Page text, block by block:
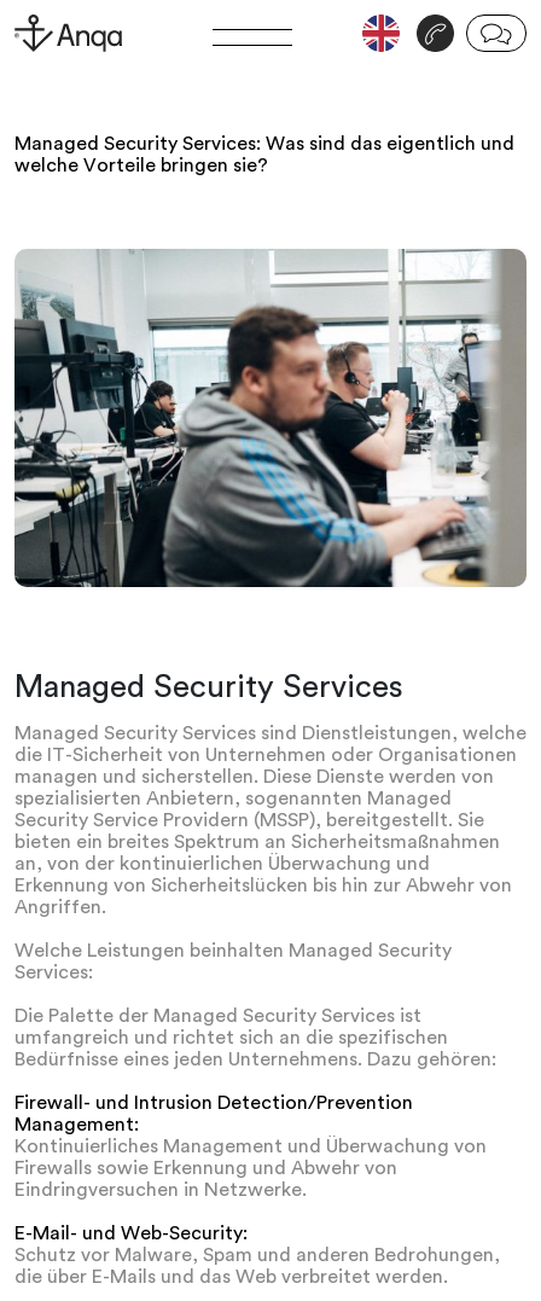
v j
Managed Security Services: Was sind das eigentlich und
welche Vorteile bringen sie?
Managed Security Services
Managed Security Services sind Dienstleistungen, welche
die IT-Sicherheit von Unternehmen oder Organisationen
managen und sicherstellen. Diese Dienste werden von
spezialisierten Anbietern, sogenannten Managed
Security Service Providern (MSSP), bereitgestellt. Sie
bieten ein breites Spektrum an Sicherheitsmaßnahmen
an, von der kontinuierlichen Überwachung und
Erkennung von Sicherheitslücken bis hin zur Abwehr von
Angriffen.
Welche Leistungen beinhalten Managed Security
Services:
Die Palette der Managed Security Services ist
umfangreich und richtet sich an die spezifischen
Bedürfnisse eines jeden Unternehmens. Dazu gehören:
Firewall- und Intrusion Detection/Prevention
Management:
Kontinuierliches Management und Überwachung von
Firewalls sowie Erkennung und Abwehr von
Eindringversuchen in Netzwerke.
E-Mail- und Web-Security:
Schutz vor Malware, Spam und anderen Bedrohungen,
die über E-Mails und das Web verbreitet werden.